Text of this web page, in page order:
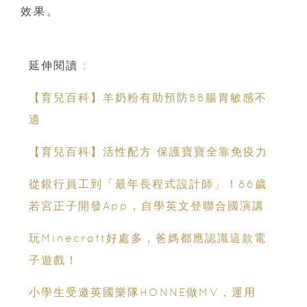
效果。
延伸閱讀 :
【育兒百科】羊奶粉有助預防BB腸胃敏感不
適
【育兒百科】活性配方 保護寶寶全靠免疫力
從銀行員工到「最年長程式設計師」！86歲
若宮正子開發App，自學英文登聯合國演講
玩Minecraft好處多，爸媽都應認識這款電
子遊戲！
小學生受邀英國樂隊HONNE做MV，運用